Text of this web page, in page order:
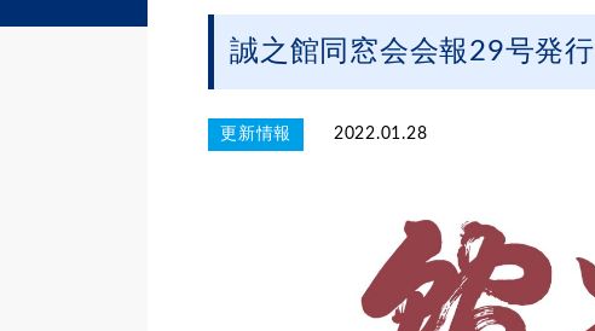
誠之館同窓会会報29号発行
更新情報 2022.01.28